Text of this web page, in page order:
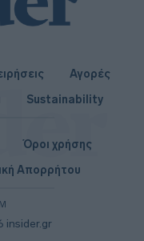
Αγορές
Sustainability
insider.gr
Όροι χρήσης
Απορρήτου